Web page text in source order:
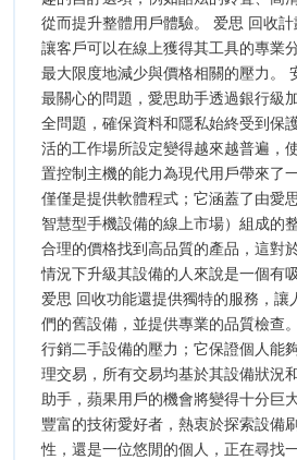
從而提升整體用戶體驗。 爱思 回收計
讓客戶可以在線上獲得其工具的專業
最大限度地減少與價格相關的壓力。
最關心的問題，愛思助手透過銀行級
全問題，確保資料和隱私始終受到保
活的工作場所設定變得越來越普遍，
置控制主機的能力為現代用戶帶來了
僅僅是提供軟體程式；它涵蓋了由愛
智慧型手機設備的線上市場）組成的
合理的價格找到高品質的產品，這對
情況下升級其設備的人來說是一個有
爱思 回收功能還提供獨特的服務，讓
們的舊設備，並提供專業的品質檢查
行銷二手設備的壓力；它保證個人能
理交易，所有交易均基於其設備狀況
助手，蘋果用戶的機會將變得十分巨
豐富的技術愛好者，熱衷於探索設備
性，還是一位悠閒的個人，正在尋找